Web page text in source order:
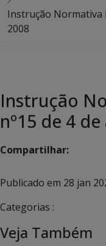
Instrução Normativa
2008
Instrução
nº15 de 4
Compartilhar:
Publicado em 28 jan
Categorias :
Veja Também